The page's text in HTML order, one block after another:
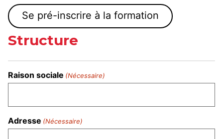
Se pré-inscrire à la formation
Structure
Raison sociale (Nécessaire)
Adresse (Nécessaire)